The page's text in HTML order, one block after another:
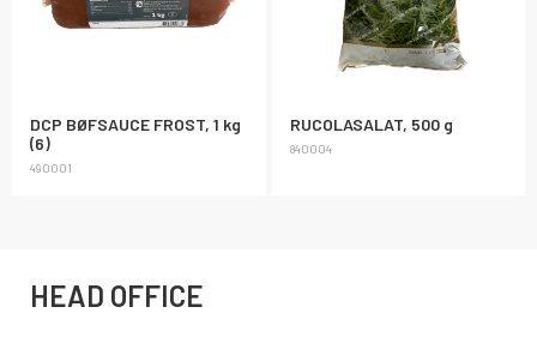
DCP BØFSAUCE FROST, 1 kg
(6)
490001
RUCOLASALAT, 500 g
840004
HEAD OFFICE